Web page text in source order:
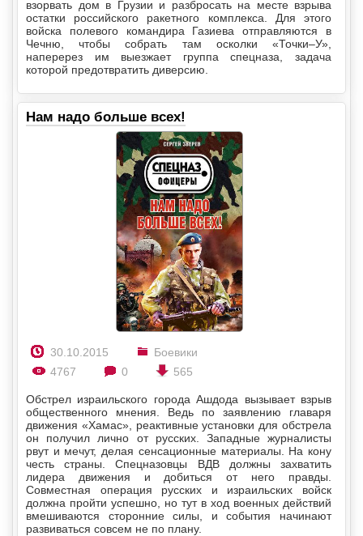
взорвать дом в Грузии и разбросать на месте взрыва
остатки российского ракетного комплекса. Для этого
войска полевого командира Газиева отправляются в
Чечню, чтобы собрать там осколки «Точки–У»,
наперерез им выезжает группа спецназа, задача
которой предотвратить диверсию.
Нам надо больше всех!
30.10.2015
Боевики
4767
0 565
Обстрел израильского города Ашдода вызывает взрыв
общественного мнения. Ведь по заявлению главаря
движения «Хамас», реактивные установки для обстрела
он получил лично от русских. Западные журналисты
рвут и мечут, делая сенсационные материалы. На кону
честь страны. Спецназовцы ВДВ должны захватить
лидера движения и добиться от него правды.
Совместная операция русских и израильских войск
должна пройти успешно, но тут в ход военных действий
вмешиваются сторонние силы, и события начинают
развиваться совсем не по плану.